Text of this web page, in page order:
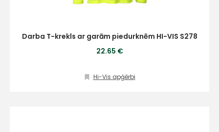
Darba T-krekls ar garām piedurknēm HI-VIS S278
22.65 €
Hi-Vis apģērbi